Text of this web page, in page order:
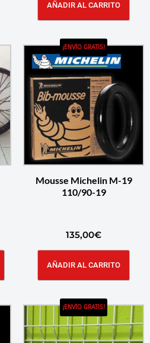
AÑADIR AL CARRITO
¡ENVÍO GRATIS!
Mousse Michelin M-19
110/90-19
135,00€
AÑADIR AL CARRITO
¡ENVÍO GRATIS!